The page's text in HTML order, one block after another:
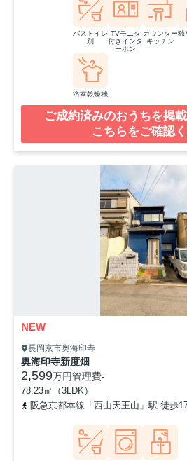
バストイレ
別
TVモニタ
付きインタ
ーホン
カウンター
キッチン
独
浴室乾燥機
ご成約済みのおうちを掲
こちらをご確認
NEW
長岡京市奥海印寺
奥海印寺新度畑
2,599万円管理費-
78.23㎡（3LDK）
阪急京都本線「西山天王山」駅 徒歩